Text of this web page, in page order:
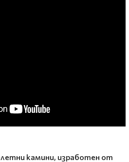
камини, изработен от